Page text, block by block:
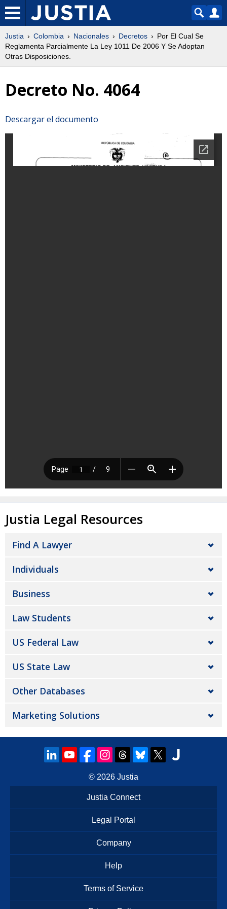
Justia Colombia Nacionales Decretos
Por El Cual Se
Reglamenta Parcialmente La Ley 1011 De 2006 Y Se Adoptan
Otras Disposiciones.
Decreto No. 4064
Descargar el documento
Justia Legal Resources
Find A Lawyer
Individuals
Business
Law Students
US Federal Law
US State Law
Other Databases
Marketing Solutions
© 2026 Justia
Justia Connect
Legal Portal
Company
Help
Terms of Service